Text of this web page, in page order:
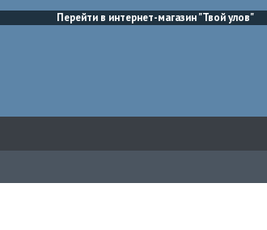
Перейти в интернет-магазин "Твой улов"